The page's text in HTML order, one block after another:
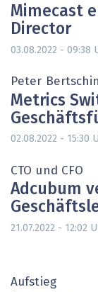
Mimecast
Director
03.08.2022 - 09:38
Peter
Metrics
02.08.2022 - 15:30
CTO und CFO
Adcubum
21.07.2022 - 12:02
Aufstieg